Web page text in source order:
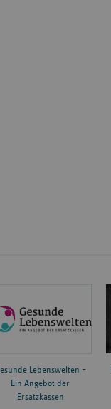
Lebenswelten –
Ein Angebot der
Ersatzkassen